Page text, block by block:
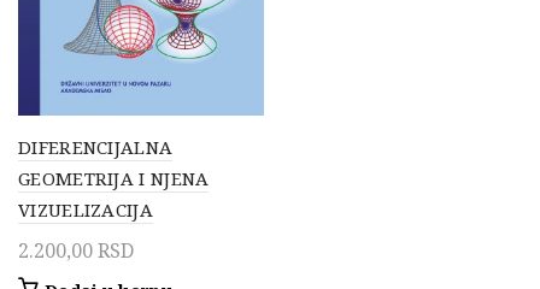
DIFERENCIJALNA
GEOMETRIJA I NJENA
VIZUELIZACIJA
2.200,00RSD